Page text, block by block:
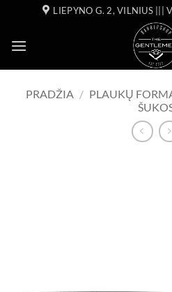
content
LIEPYNO G. 2, VILNIUS |||
PRADŽIA / PLAUKŲ